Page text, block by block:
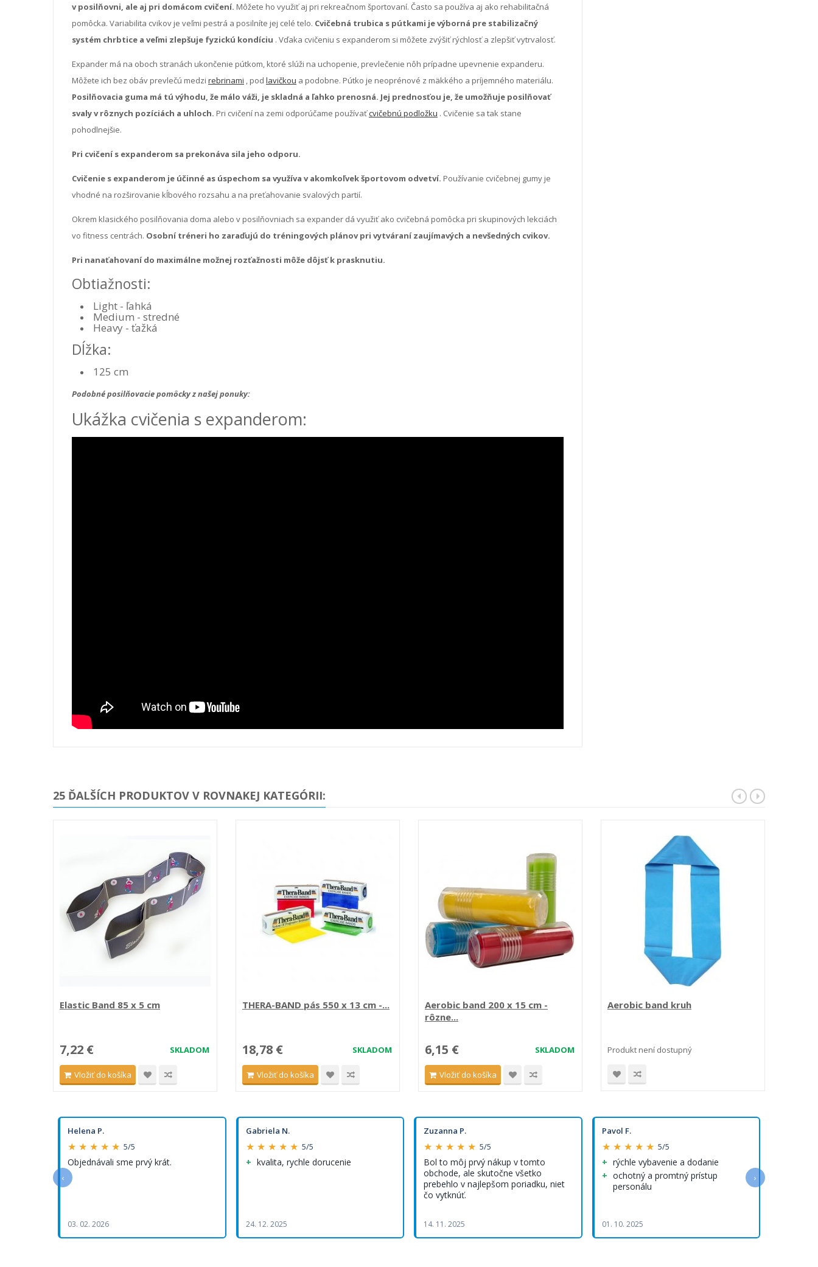
v posilňovni, ale aj pri domácom cvičení. Môžete ho využiť aj pri rekreačnom športovaní. Často sa používa aj ako rehabilitačná
pomôcka. Variabilita cvikov je veľmi pestrá a posilníte jej celé telo. Cvičebná trubica s pútkami je výborná pre stabilizačný
systém chrbtice a veľmi zlepšuje fyzickú kondíciu . Vďaka cvičeniu s expanderom si môžete zvýšiť rýchlosť a zlepšiť vytrvalosť.
Expander má na oboch stranách ukončenie pútkom, ktoré slúži na uchopenie, prevlečenie nôh prípadne upevnenie expanderu.
Môžete ich bez obáv prevlečú medzi rebrinami , pod lavičkou a podobne. Pútko je neoprénové z mäkkého a príjemného materiálu.
Posilňovacia guma má tú výhodu, že málo váži, je skladná a ľahko prenosná. Jej prednosťou je, že umožňuje posilňovať
svaly v rôznych pozíciách a uhloch. Pri cvičení na zemi odporúčame používaťcvičebnú podložku . Cvičenie sa tak stane
pohodlnejšie.
Pri cvičení s expanderom sa prekonáva sila jeho odporu.
Cvičenie s expanderom je účinné as úspechom sa využíva v akomkoľvek športovom odvetví. Používanie cvičebnej gumy je
vhodné na rozširovanie kĺbového rozsahu a na preťahovanie svalových partií.
Okrem klasického posilňovania doma alebo v posilňovniach sa expander dá využiť ako cvičebná pomôcka pri skupinových lekciách
vo fitness centrách. Osobní tréneri ho zaraďujú do tréningových plánov pri vytváraní zaujímavých a nevšedných cvikov.
Pri nanaťahovaní do maximálne možnej rozťažnosti môže dôjsť k prasknutiu.
Obtiažnosti:
Light - ľahká
Medium - stredné
Heavy - ťažká
Dĺžka:
125 cm
Podobné posilňovacie pomôcky z našej ponuky:
Ukážka cvičenia s expanderom:
25 ĎALŠÍCH PRODUKTOV V ROVNAKEJ KATEGÓRII:
Elastic Band 85 x 5 cm
SKLADOM
7,22 €
Vložiť do košíka
THERA-BAND pás 550 x 13 cm -...
SKLADOM
18,78 €
Vložiť do košíka
Aerobic band 200 x 15 cm -
rôzne...
SKLADOM
6,15 €
Vložiť do košíka
Aerobic band kruh
Produkt není dostupný
Helena P.
★ ★ ★ ★ ★ 5/5
Objednávali sme prvý krát.
03. 02. 2026
Gabriela N.
★ ★ ★ ★ ★ 5/5
kvalita, rychle dorucenie
24. 12. 2025
Zuzanna P.
★ ★ ★ ★ ★ 5/5
Bol to môj prvý nákup v tomto
obchode, ale skutočne všetko
prebehlo v najlepšom poriadku, niet
čo vytknúť.
14. 11. 2025
Pavol F.
★ ★ ★ ★ ★ 5/5
rýchle vybavenie a dodanie
ochotný a promtný prístup
personálu
01. 10. 2025
‹ ›